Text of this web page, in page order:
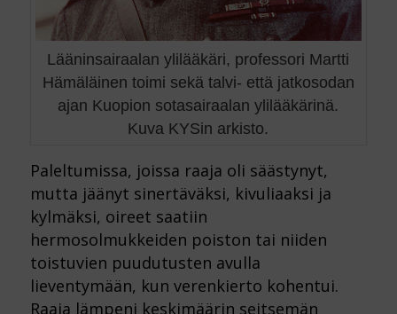
Lääninsairaalan ylilääkäri, professori Martti
Hämäläinen toimi sekä talvi- että jatkosodan
ajan Kuopion sotasairaalan ylilääkärinä.
Kuva KYSin arkisto.
Paleltumissa, joissa raaja oli säästynyt,
mutta jäänyt sinertäväksi, kivuliaaksi ja
kylmäksi, oireet saatiin
hermosolmukkeiden poiston tai niiden
toistuvien puudutusten avulla
lieventymään, kun verenkierto kohentui.
Raaja lämpeni keskimäärin seitsemän